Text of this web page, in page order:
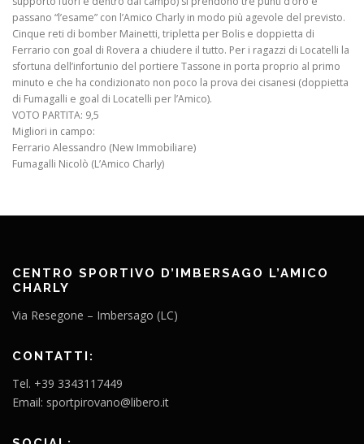
passano “l’esame” con l’Amico Charly in modo più agevole del previsto.
Cinque reti di bomber Mainetti, tripletta per Bolis e doppietta di
Ferrario con goal di Rovera a chiudere il tutto. Per i ragazzi di Locatelli la
sfortuna dell’infortunio del portiere Tassone in porta proprio al primo
minuto e che ha condizionato non poco la prova dei cisanesi (doppietta
di Fumagalli e goal di Locatelli per l’Amico).
VOTO PARTITA: 9,5
Migliori in campo:
Ferrario Alessandro (New Immobiliare)
Fumagalli Nicolò (L’Amico Charly)
CENTRO SPORTIVO D’IMBERSAGO L’AMICO
CHARLY
Via Resegone – Imbersago (LC)
CONTATTI:
Tel. +39 3343117449
Email: sportpirovano@libero.it